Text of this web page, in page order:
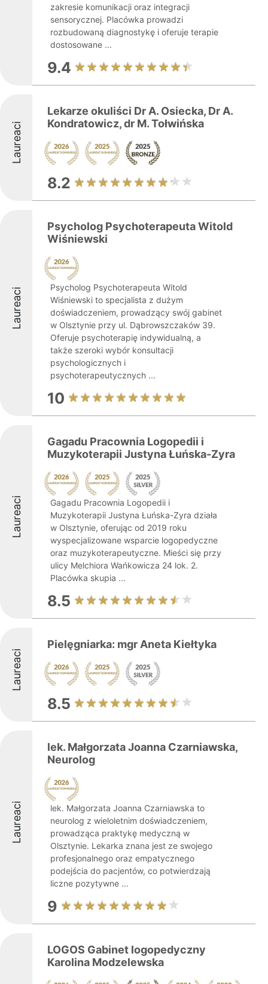
zakresie komunikacji oraz integracji
sensorycznej. Placówka prowadzi
rozbudowaną diagnostykę i oferuje terapie
dostosowane ...
9.4
Laureaci
Lekarze okuliści Dr A. Osiecka, Dr A.
Kondratowicz, dr M. Tołwińska
8.2
Laureaci
Psycholog Psychoterapeuta Witold
Wiśniewski
Psycholog Psychoterapeuta Witold
Wiśniewski to specjalista z dużym
doświadczeniem, prowadzący swój gabinet
w Olsztynie przy ul. Dąbrowszczaków 39.
Oferuje psychoterapię indywidualną, a
także szeroki wybór konsultacji
psychologicznych i
psychoterapeutycznych ...
10
Laureaci
Gagadu Pracownia Logopedii i
Muzykoterapii Justyna Łuńska-Zyra
Gagadu Pracownia Logopedii i
Muzykoterapii Justyna Łuńska-Zyra działa
w Olsztynie, oferując od 2019 roku
wyspecjalizowane wsparcie logopedyczne
oraz muzykoterapeutyczne. Mieści się przy
ulicy Melchiora Wańkowicza 24 lok. 2.
Placówka skupia ...
8.5
Laureaci
Pielęgniarka: mgr Aneta Kiełtyka
8.5
Laureaci
lek. Małgorzata Joanna Czarniawska,
Neurolog
lek. Małgorzata Joanna Czarniawska to
neurolog z wieloletnim doświadczeniem,
prowadząca praktykę medyczną w
Olsztynie. Lekarka znana jest ze swojego
profesjonalnego oraz empatycznego
podejścia do pacjentów, co potwierdzają
liczne pozytywne ...
9
LOGOS Gabinet logopedyczny
Karolina Modzelewska